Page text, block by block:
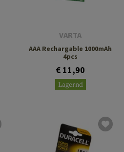
VARTA
AAA Rechargable 1000mAh
4pcs
€ 11,90
Lagernd